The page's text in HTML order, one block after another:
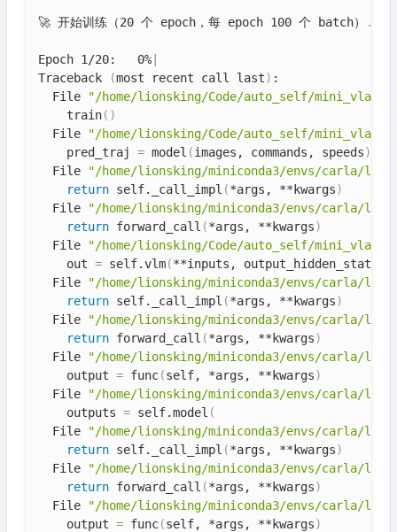
🚀 开始训练（20 个 epoch，每 epoch 100 个 batch） ..
Epoch 1/20:   0%
Traceback
(most recent call last) :
  File
"/home/lionsking/Code/auto_self/
    train
( )
  File
"/home/lionsking/Code/auto_self/
    pred_traj
= model (images, commands, speeds)
  File
"/home/lionsking/miniconda3/envs/carla/lib/
return self._call_impl (*args, **kwargs)
  File
"/home/lionsking/miniconda3/envs/carla/lib/
return forward_call (*args, **kwargs)
  File
"/home/lionsking/Code/auto_self/
    out
= self.vlm(**inputs, output_hidden_states
  File
"/home/lionsking/miniconda3/envs/carla/lib/
return self._call_impl (*args, **kwargs)
  File
"/home/lionsking/miniconda3/envs/carla/lib/
return forward_call (*args, **kwargs)
  File
"/home/lionsking/miniconda3/envs/carla/
    output
= func(self, *args, **kwargs)
  File
"/home/lionsking/miniconda3/envs/carla/lib/
    outputs
= self.model (
  File
"/home/lionsking/miniconda3/envs/carla/lib/
return self._call_impl (*args, **kwargs)
  File
"/home/lionsking/miniconda3/envs/carla/lib/
return forward_call (*args, **kwargs)
  File
"/home/lionsking/miniconda3/envs/carla/
    output
= func(self, *args, **kwargs)